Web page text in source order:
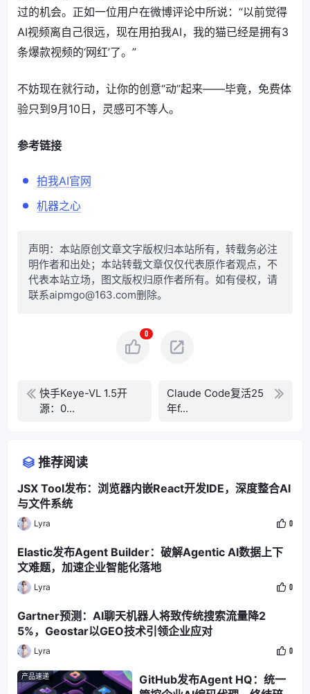
过的机会。正如一位用户在微博评论中所说：“以前觉得
AI视频离自己很远，现在用拍我AI，我的猫已经是拥有3
条爆款视频的‘网红’了。”
不妨现在就行动，让你的创意“动”起来——毕竟，免费体
验只到9月10日，灵感可不等人。
参考链接
拍我AI官网
机器之心
声明：本站原创文章文字版权归本站所有，转载务必注
明作者和出处；本站转载文章仅仅代表原作者观点，不
代表本站立场，图文版权归原作者所有。如有侵权，请
联系aipmgo@163.com删除。
0
快手Keye-VL 1.5开
源：0...
Claude Code复活25
年f...
推荐阅读
JSX Tool发布：浏览器内嵌React开发IDE，深度整合AI
与文件系统
Lyra 0
Elastic发布Agent Builder：破解Agentic AI数据上下
文难题，加速企业智能化落地
Lyra 0
Gartner预测：AI聊天机器人将致传统搜索流量降2
5%，Geostar以GEO技术引领企业应对
Lyra 0
产品速递
GitHub发布Agent HQ：统一